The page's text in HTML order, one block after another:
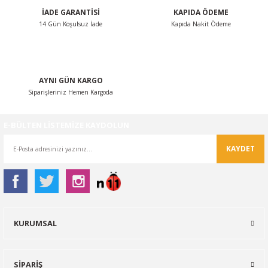
Bu ürüne benzer farklı alternatifler olmalı.
İADE GARANTİSİ
14 Gün Koşulsuz İade
KAPIDA ÖDEME
Kapıda Nakit Ödeme
AYNI GÜN KARGO
Siparişleriniz Hemen Kargoda
KAYDET
KURUMSAL
SİPARİŞ